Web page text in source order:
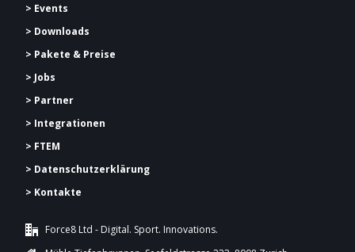
> Events
> Downloads
> Pakete & Preise
> Jobs
> Partner
> Integrationen
> FTEM
> Datenschutzerklärung
> Kontakte
Force8 Ltd - Digital. Sport. Innovations.